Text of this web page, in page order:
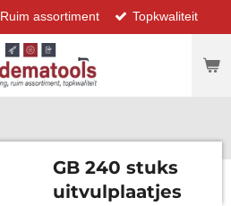
Ruim assortiment Topkwaliteit
GB 240 stuks
uitvulplaatjes